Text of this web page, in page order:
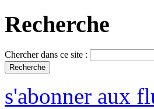
Recherche
Chercher dans ce site :
s'abonner aux